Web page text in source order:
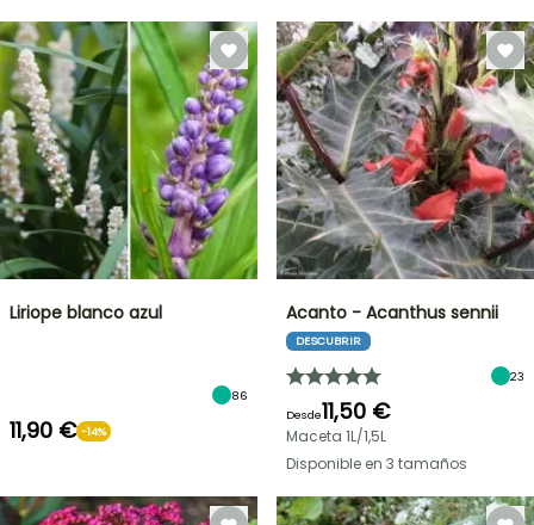
Liriope blanco azul
86
11,90 € -14%
Acanto - Acanthus sennii
DESCUBRIR
23
Desde11,50 €
Maceta 1L/1,5L
Disponible en 3 tamaños